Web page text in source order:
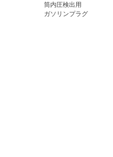
筒内圧検出用
ガソリンプラグ